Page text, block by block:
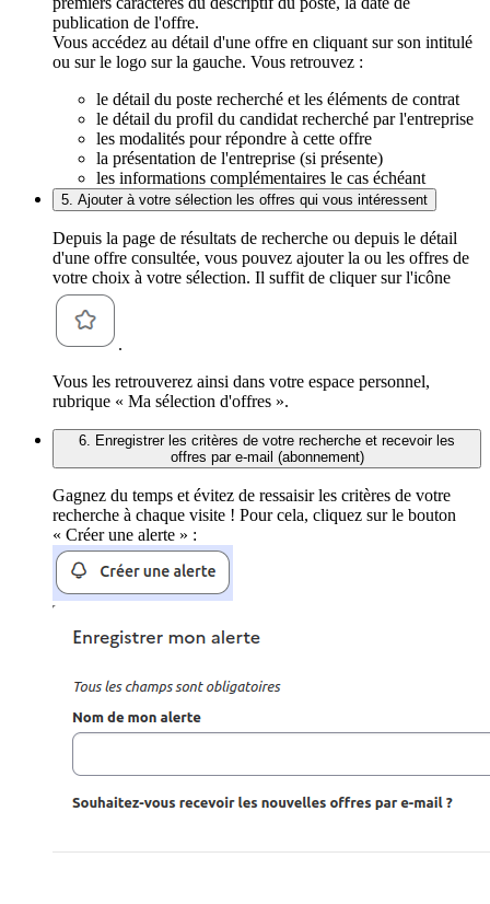
publication de l'offre.
Vous accédez au détail d'une offre en cliquant sur son intitulé
ou sur le logo sur la gauche. Vous retrouvez :
le détail du poste recherché et les éléments de contrat
le détail du profil du candidat recherché par l'entreprise
les modalités pour répondre à cette offre
la présentation de l'entreprise (si présente)
les informations complémentaires le cas échéant
5. Ajouter à votre sélection les offres qui vous intéressent
Depuis la page de résultats de recherche ou depuis le détail
d'une offre consultée, vous pouvez ajouter la ou les offres de
votre choix à votre sélection. Il suffit de cliquer sur l'icône
.
Vous les retrouverez ainsi dans votre espace personnel,
rubrique « Ma sélection d'offres ».
6. Enregistrer les critères de votre recherche et recevoir les
offres par e-mail (abonnement)
Gagnez du temps et évitez de ressaisir les critères de votre
recherche à chaque visite ! Pour cela, cliquez sur le bouton
« Créer une alerte » :